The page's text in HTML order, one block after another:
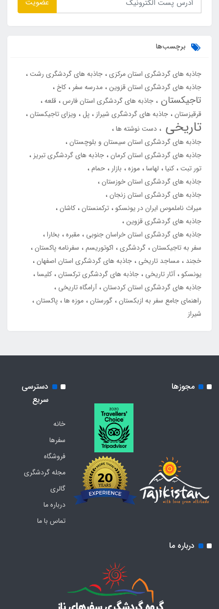
عضویت
برچسب‌ها
جاذبه های گردشگری استان مرکزی جاذبه های گردشگری رشت
جاذبه های گردشگری استان قزوین مدرسه سفر کاخ
تاجیکستان جاذبه های گردشگری استان فارس قلعه
قرقیزستان جاذبه های گردشگری شیراز پل ویزای تاجیکستان
تاریخی
دست نوشته ها
جاذبه های گردشگری استان سیستان و بلوچستان
جاذبه های گردشگری استان کرمان جاذبه های گردشگری تبریز
تور تبت کنیا لهاسا موزه بازار حمام
جاذبه های گردشگری استان خوزستان
جاذبه های گردشگری استان زنجان
میراث ناملموس ایران در یونسکو ترکمنستان کاشان
جاذبه های گردشگری قزوین
جاذبه های گردشگری استان خراسان جنوبی
مقبره
بخارا
سفر به تاجیکستان گردشگری اکوتوریسم
سفرنامه پاکستان
خجند
مساجد تاریخی
جاذبه های گردشگری استان اصفهان
یونسکو آثار تاریخی جاذبه های گردشگری ترکستان کلیسا
جاذبه های گردشگری استان کردستان آرامگاه تاریخی
راهنمای جامع سفر به ازبکستان گورستان موزه ها پاکستان
شیراز
مجوزها
دسترسی
سریع
خانه
سفرها
فروشگاه
مجله گردشگری
گالری
درباره ما
تماس با ما
درباره ما